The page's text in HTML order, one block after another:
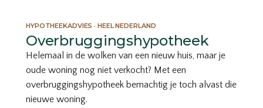
HYPOTHEEKADVIES · HEEL NEDERLAND
Overbruggingshypotheek
Helemaal in de wolken van een nieuw huis, maar je
oude woning nog niet verkocht? Met een
overbruggingshypotheek bemachtig je toch alvast die
nieuwe woning.